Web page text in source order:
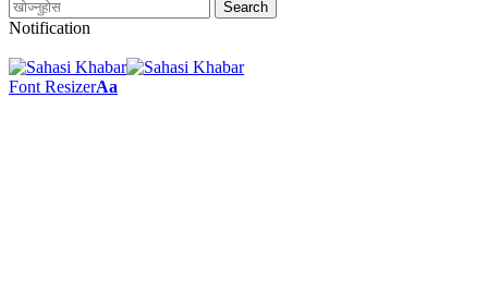
Notification
Font ResizerAa